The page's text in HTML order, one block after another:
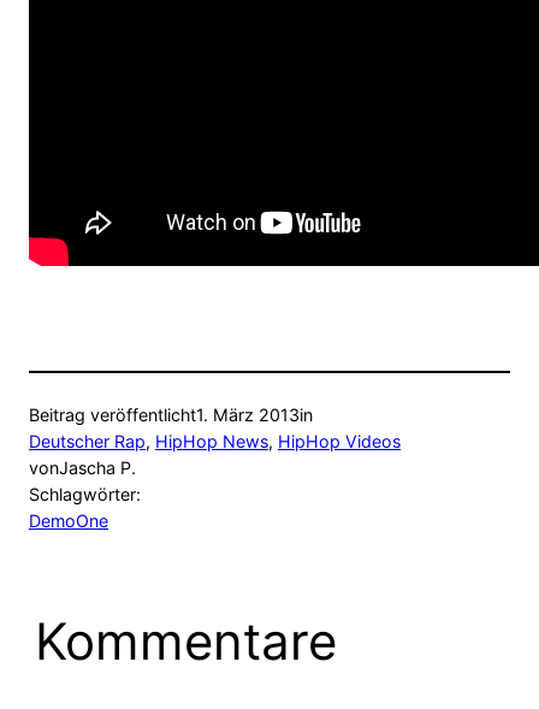
Beitrag veröffentlicht1. März 2013in
Deutscher Rap, HipHop News, HipHop Videos
vonJascha P.
Schlagwörter:
DemoOne
Kommentare